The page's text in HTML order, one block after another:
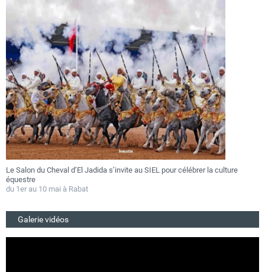
Le Salon du Cheval d’El Jadida s’invite au SIEL pour célébrer la culture
équestre
du 1er au 10 mai à Rabat
Galerie vidéos